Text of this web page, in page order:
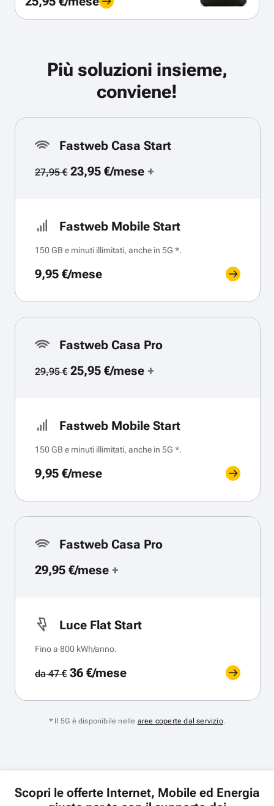
Più soluzioni insieme,
conviene!
Fastweb Casa Start
27,95 €23,95 €/mese+
Fastweb Mobile Start
150 GB e minuti illimitati, anche in 5G *.
9,95 €/mese
Fastweb Casa Pro
29,95 €25,95 €/mese+
Fastweb Mobile Start
150 GB e minuti illimitati, anche in 5G *.
9,95 €/mese
Fastweb Casa Pro
29,95 €/mese +
Luce Flat Start
Fino a 800 kWh/anno.
da 47 €36 €/mese
* Il 5G è disponibile nelle aree coperte dal servizio.
Scopri le offerte Internet, Mobile ed Energia